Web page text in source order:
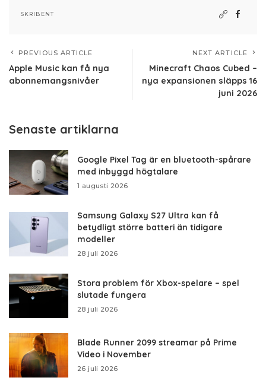
SKRIBENT
PREVIOUS ARTICLE
Apple Music kan få nya
abonnemangsnivåer
NEXT ARTICLE
Minecraft Chaos Cubed –
nya expansionen släpps 16
juni 2026
Senaste artiklarna
Google Pixel Tag är en bluetooth-spårare
med inbyggd högtalare
1 augusti 2026
Samsung Galaxy S27 Ultra kan få
betydligt större batteri än tidigare
modeller
28 juli 2026
Stora problem för Xbox-spelare – spel
slutade fungera
28 juli 2026
Blade Runner 2099 streamar på Prime
Video i November
26 juli 2026